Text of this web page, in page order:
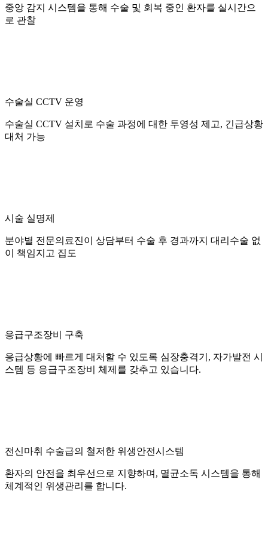
중앙 감지 시스템을 통해 수술 및 회복 중인 환자를 실시간으
로 관찰
수술실 CCTV 운영
수술실 CCTV 설치로 수술 과정에 대한 투영성 제고, 긴급상황
대처 가능
시술 실명제
분야별 전문의료진이 상담부터 수술 후 경과까지 대리수술 없
이 책임지고 집도
응급구조장비 구축
응급상황에 빠르게 대처할 수 있도록 심장충격기, 자가발전 시
스템 등 응급구조장비 체제를 갖추고 있습니다.
전신마취 수술급의 철저한 위생안전시스템
환자의 안전을 최우선으로 지향하며, 멸균소독 시스템을 통해
체계적인 위생관리를 합니다.